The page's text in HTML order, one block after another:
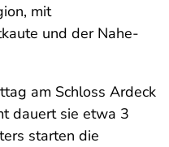
mit
und der Nahe-
am Schloss Ardeck
dauert sie etwa 3
starten die